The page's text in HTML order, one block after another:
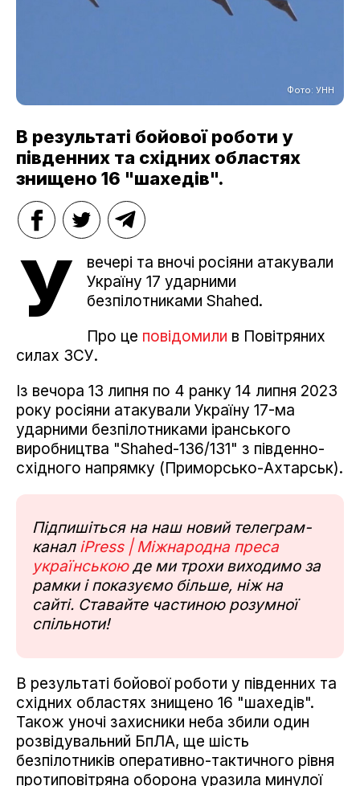
Фото: УНН
В результаті бойової роботи у
південних та східних областях
знищено 16 "шахедів".
У
вечері та вночі росіяни атакували
Україну 17 ударними
безпілотниками Shahed.
Про це повідомили в Повітряних
силах ЗСУ.
Із вечора 13 липня по 4 ранку 14 липня 2023
року росіяни атакували Україну 17-ма
ударними безпілотниками іранського
виробництва "Shahed-136/131" з південно-
східного напрямку (Приморсько-Ахтарськ).
Підпишіться на наш новий телеграм-
канал iPress | Міжнародна преса
українськоюде ми трохи виходимо за
рамки і показуємо більше, ніж на
сайті. Ставайте частиною розумної
спільноти!
В результаті бойової роботи у південних та
східних областях знищено 16 "шахедів".
Також уночі захисники неба збили один
розвідувальний БпЛА, ще шість
безпілотників оперативно-тактичного рівня
протиповітряна оборона уразила минулої